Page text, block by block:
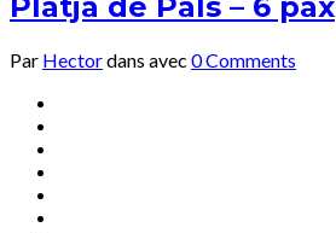
Platja de Pals – 6 pax
Par Hectordans avec 0 Comments